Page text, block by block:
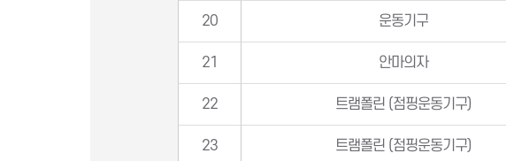
20 운동기구
21 안마의자
22 트램폴린 (점핑운동기구)
23 트램폴린 (점핑운동기구)